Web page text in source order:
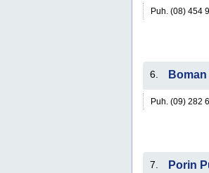
Puh. (08) 454
6.
Puh. (09) 282
7. Porin